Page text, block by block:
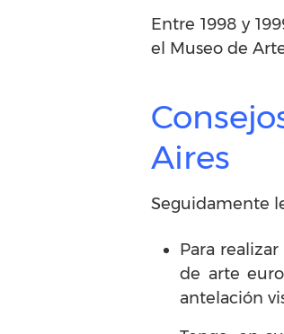
Entre 1998 y
el Museo de
Aires
Seguidamente
Para
de arte
antelación